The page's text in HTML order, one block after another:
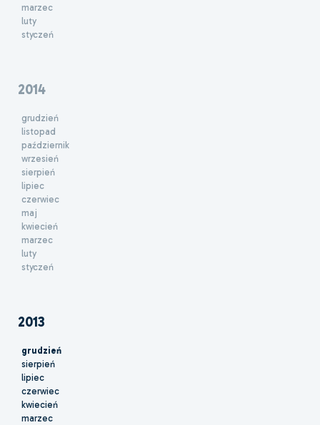
marzec
luty
styczeń
2014
grudzień
listopad
październik
wrzesień
sierpień
lipiec
czerwiec
maj
kwiecień
marzec
luty
styczeń
2013
grudzień
sierpień
lipiec
czerwiec
kwiecień
marzec